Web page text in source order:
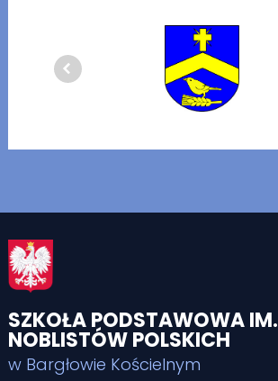
SZKOŁA PODSTAWOWA IM.
NOBLISTÓW POLSKICH
w Bargłowie Kościelnym